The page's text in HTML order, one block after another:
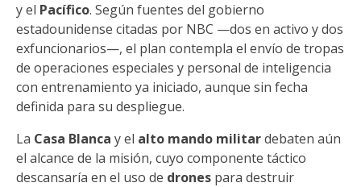
y el Pacífico. Según fuentes del gobierno
estadounidense citadas por NBC —dos en activo y dos
exfuncionarios—, el plan contempla el envío de tropas
de operaciones especiales y personal de inteligencia
con entrenamiento ya iniciado, aunque sin fecha
definida para su despliegue.
La Casa Blanca y el alto mando militardebaten aún
el alcance de la misión, cuyo componente táctico
descansaría en el uso de drones para destruir